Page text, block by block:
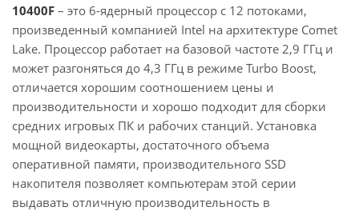
10400F – это 6-ядерный процессор с 12 потоками,
произведенный компанией Intel на архитектуре Comet
Lake. Процессор работает на базовой частоте 2,9 ГГц и
может разгоняться до 4,3 ГГц в режиме Turbo Boost,
отличается хорошим соотношением цены и
производительности и хорошо подходит для сборки
средних игровых ПК и рабочих станций. Установка
мощной видеокарты, достаточного объема
оперативной памяти, производительного SSD
накопителя позволяет компьютерам этой серии
выдавать отличную производительность в